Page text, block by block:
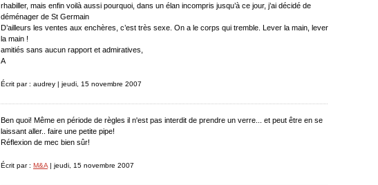
rhabiller, mais enfin voilà aussi pourquoi, dans un élan incompris jusqu’à ce jour, j’ai décidé de
déménager de St Germain
D’ailleurs les ventes aux enchères, c’est très sexe. On a le corps qui tremble. Lever la main, lever
la main !
amitiés sans aucun rapport et admiratives,
A
Écrit par : audrey | jeudi, 15 novembre 2007
Ben quoi! Même en période de règles il n'est pas interdit de prendre un verre... et peut être en se
laissant aller.. faire une petite pipe!
Réflexion de mec bien sûr!
Écrit par : M&A | jeudi, 15 novembre 2007